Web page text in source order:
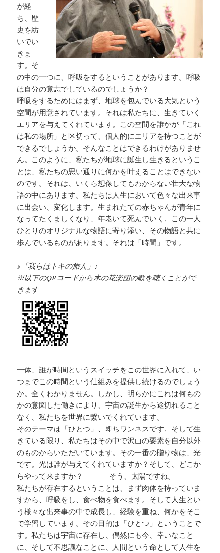
が経
ち、歴
史を紡
いでい
きま
す。そ
の中の一つに、呼吸をするということがあります。呼吸
は自分の意志でしているのでしょうか？
呼吸をするためにはまず、地球を包んでいる大気という
空間が用意されています。それは私たちに、生きていく
エリアを与えてくれています。この空間を誰かが「これ
は私の場所」と区切って、個人的にエリアを持つことが
できるでしょうか。そんなことはできるわけがありませ
ん。このように、私たちが地球に誕生し生きるというこ
とは、私たちの思い通りに何かを叶えることはできない
のです。それは、いくら想像してもわからない壮大な物
語の中にあります。私たちは人生において色々な出来事
に出会い、変化します。生まれたての赤ちゃんが青年に
なってたくましくなり、年老いて死んでいく。この一人
ひとりのオリジナルな物語に寄り添い、その物語と共に
歩んでいるものがあります。それは「時間」です。
♪「我らはトキの旅人」♪
※以下のQRコードから木の花楽団の歌を聴くことがで
きます
一体、誰が時間というスイッチをこの世界に入れて、い
つまでこの時間という仕組みを提供し続けるのでしょう
か。全くわかりません。しかし、明らかにこれは何もの
かの意図した働きにより、宇宙の誕生から途切れること
なく、私たちを世界に繋いでくれています。
そのテーマは「ひとつ」、即ちワンネスです。そして生
きている限り、私たちはその中で沢山の要素を自分以外
のものからいただいています。その一番の贈り物は、光
です。光は誰が与えてくれていますか？そして、どこか
らやって来ますか？ ——— そう、太陽ですね。
私たちが存在するということは、まず肉体を持っていま
すから、呼吸をし、食べ物を食べます。そして人生とい
う様々な出来事の中で成長し、経験を重ね、何かをそこ
で学習しています。その目的は「ひとつ」ということで
す。私たちは宇宙に存在し、偶然にも今、幸いなこと
に、そして不思議なことに、人間という命として人生を